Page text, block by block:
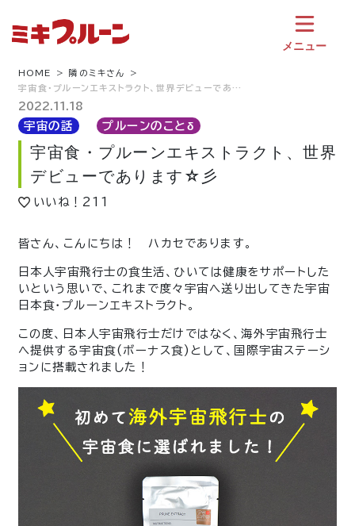
メニュー
HOME
隣のミキさん
宇宙食・プルーンエキストラクト、世界デビューであ…
2022.11.18
宇宙の話 プルーンのことδ
宇宙食・プルーンエキストラクト、世界
デビューであります☆彡
いいね！ 211
皆さん、こんにちは！ ハカセであります。
日本人宇宙飛行士の食生活、ひいては健康をサポートした
いという思いで、これまで度々宇宙へ送り出してきた宇宙
日本食・プルーンエキストラクト。
この度、日本人宇宙飛行士だけではなく、海外宇宙飛行士
へ提供する宇宙食(ボーナス食)として、国際宇宙ステーシ
ョンに搭載されました！